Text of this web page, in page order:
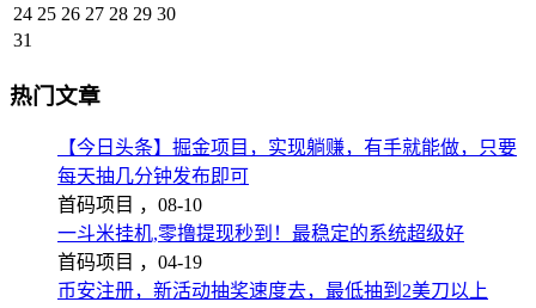
24 25 26 27 28 29 30
31
热门文章
【今日头条】掘金项目，实现躺赚，有手就能做，只要
每天抽几分钟发布即可
首码项目 ， 08-10
一斗米挂机,零撸提现秒到！最稳定的系统超级好
首码项目 ， 04-19
币安注册，新活动抽奖速度去，最低抽到2美刀以上